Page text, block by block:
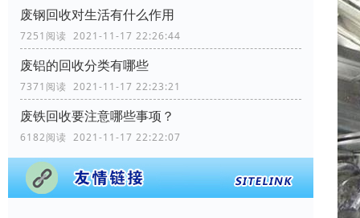
废钢回收对生活有什么作用
7251阅读 2021-11-17 22:26:44
废铝的回收分类有哪些
7371阅读 2021-11-17 22:23:21
废铁回收要注意哪些事项？
6182阅读 2021-11-17 22:22:07